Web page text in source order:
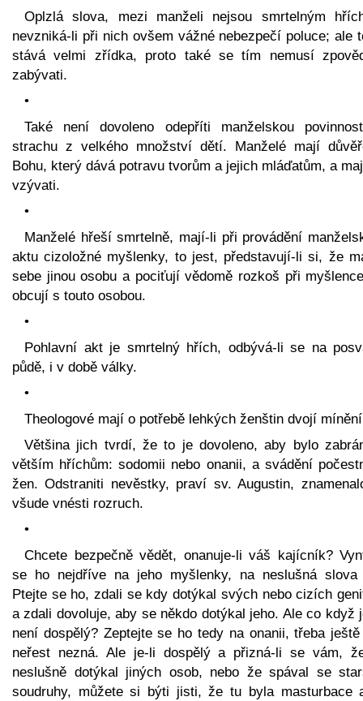
Oplzlá slova, mezi manželi nejsou smrtelným
nevzniká-li při nich ovšem vážné nebezpečí poluce; ale
stává velmi zřídka, proto také se tím nemusí
zabývati.
•
Také není dovoleno odepříti manželskou
strachu z velkého množství dětí. Manželé mají
Bohu, který dává potravu tvorům a jejich mláďatům, a
vzývati.
•
Manželé hřeší smrtelně, mají-li při provádění
aktu cizoložné myšlenky, to jest, představují-li si, že
sebe jinou osobu a pociťují vědomě rozkoš při
obcují s touto osobou.
•
Pohlavní akt je smrtelný hřích, odbývá-li se na
půdě, i v době války.
•
Theologové mají o potřebě lehkých ženštin dvojí
Většina jich tvrdí, že to je dovoleno, aby bylo
větším hříchům: sodomii nebo onanii, a svádění
žen. Odstraniti nevěstky, praví sv. Augustin,
všude vnésti rozruch.
•
Chcete bezpečně vědět, onanuje-li váš kajícník?
se ho nejdříve na jeho myšlenky, na neslušná slova
Ptejte se ho, zdali se kdy dotýkal svých nebo cizích
a zdali dovoluje, aby se někdo dotýkal jeho. Ale co když
není dospělý? Zeptejte se ho tedy na onanii, třeba
neřest nezná. Ale je-li dospělý a přizná-li se vám,
neslušně dotýkal jiných osob, nebo že spával se
soudruhy, můžete si býti jisti, že tu byla masturbace